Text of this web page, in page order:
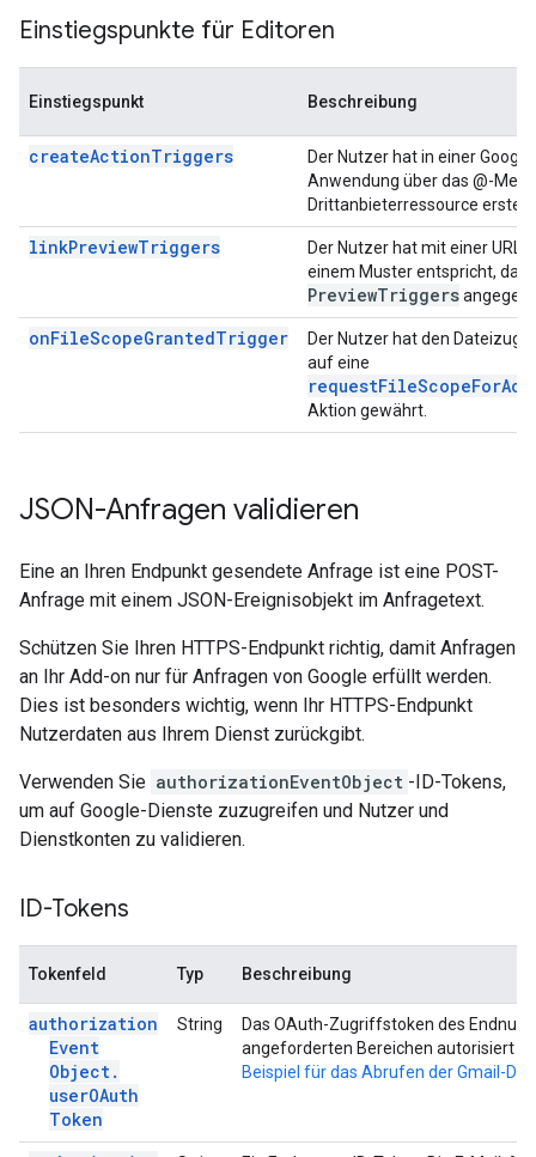
Einstiegspunkte für Editoren
Einstiegspunkt Beschreibung
createActionTriggers
Der Nutzer hat in einer
Anwendung über das @-
Drittanbieterressource
linkPreviewTriggers
Der Nutzer hat mit einer URL
einem Muster entspricht, das
PreviewTriggers
onFileScopeGrantedTrigger
Der Nutzer hat den
auf eine
Aktion gewährt.
JSON-Anfragen validieren
Eine an Ihren Endpunkt gesendete Anfrage ist eine POST-
Anfrage mit einem JSON-Ereignisobjekt im Anfragetext.
Schützen Sie Ihren HTTPS-Endpunkt richtig, damit Anfragen
an Ihr Add-on nur für Anfragen von Google erfüllt werden.
Dies ist besonders wichtig, wenn Ihr HTTPS-Endpunkt
Nutzerdaten aus Ihrem Dienst zurückgibt.
Verwenden Sie authorizationEventObject -ID-Tokens,
um auf Google-Dienste zuzugreifen und Nutzer und
Dienstkonten zu validieren.
ID-Tokens
Tokenfeld Typ Beschreibung
authorization
Event
Object.
userOAuth
Token
String
Das OAuth-Zugriffstoken des
angeforderten Bereichen autorisiert
Beispiel für das Abrufen der Gmail-